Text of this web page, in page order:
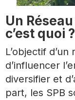
Un
c’est quoi ?
L’objectif
d’influencer
diversifier et
part, les SPB